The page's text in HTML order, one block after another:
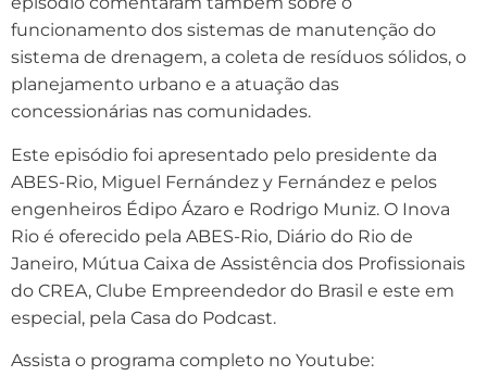
funcionamento dos sistemas de manutenção do
sistema de drenagem, a coleta de resíduos sólidos, o
planejamento urbano e a atuação das
concessionárias nas comunidades.
Este episódio foi apresentado pelo presidente da
ABES-Rio, Miguel Fernández y Fernández e pelos
engenheiros Édipo Ázaro e Rodrigo Muniz. O Inova
Rio é oferecido pela ABES-Rio, Diário do Rio de
Janeiro, Mútua Caixa de Assistência dos Profissionais
do CREA, Clube Empreendedor do Brasil e este em
especial, pela Casa do Podcast.
Assista o programa completo no Youtube: